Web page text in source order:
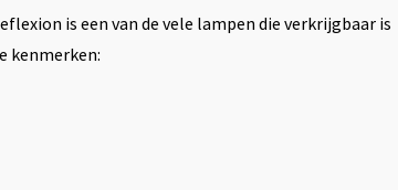
is een van de vele lampen die verkrijgbaar is
kenmerken: